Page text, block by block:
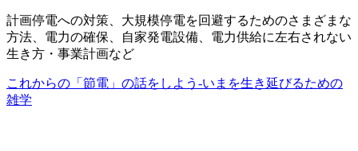
計画停電への対策、大規模停電を回避するためのさまざまな
方法、電力の確保、自家発電設備、電力供給に左右されない
生き方・事業計画など
これからの「節電」の話をしよう-いまを生き延びるための
雑学